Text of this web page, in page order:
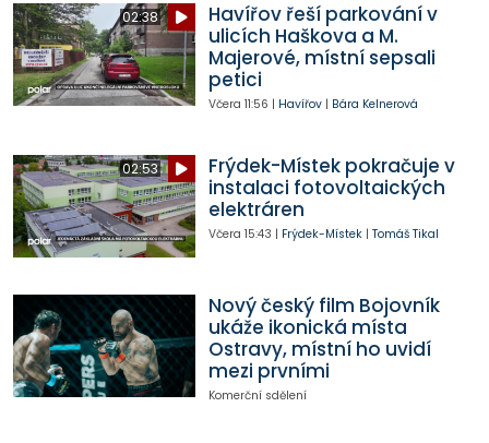
02:38
Havířov řeší parkování v
ulicích Haškova a M.
Majerové, místní sepsali
petici
Včera 11:56 | Havířov| Bára Kelnerová
02:53
Frýdek-Místek pokračuje v
instalaci fotovoltaických
elektráren
Včera 15:43 | Frýdek-Místek| Tomáš Tikal
Nový český film Bojovník
ukáže ikonická místa
Ostravy, místní ho uvidí
mezi prvními
Komerční sdělení